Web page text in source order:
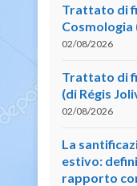
Trattato di
Cosmologia
02/08/2026
Trattato di
(di Régis
02/08/2026
La
estivo:
rapporto